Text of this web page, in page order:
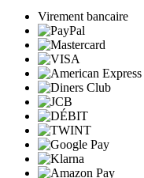
Virement bancaire